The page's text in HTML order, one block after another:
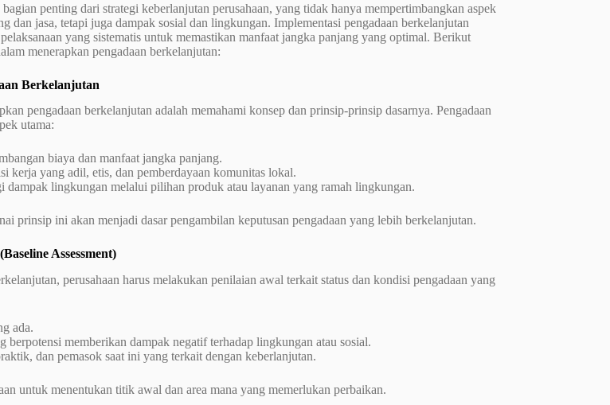
penting dari strategi keberlanjutan perusahaan, yang tidak hanya mempertimbangkan aspek
dan jasa, tetapi juga dampak sosial dan lingkungan. Implementasi pengadaan berkelanjutan
yang sistematis untuk memastikan manfaat jangka panjang yang optimal. Berikut
menerapkan pengadaan berkelanjutan:
Berkelanjutan
pengadaan berkelanjutan adalah memahami konsep dan prinsip-prinsip dasarnya. Pengadaan
utama:
biaya dan manfaat jangka panjang.
kerja yang adil, etis, dan pemberdayaan komunitas lokal.
dampak lingkungan melalui pilihan produk atau layanan yang ramah lingkungan.
prinsip ini akan menjadi dasar pengambilan keputusan pengadaan yang lebih berkelanjutan.
Assessment)
perusahaan harus melakukan penilaian awal terkait status dan kondisi pengadaan yang
ada.
berpotensi memberikan dampak negatif terhadap lingkungan atau sosial.
dan pemasok saat ini yang terkait dengan keberlanjutan.
untuk menentukan titik awal dan area mana yang memerlukan perbaikan.